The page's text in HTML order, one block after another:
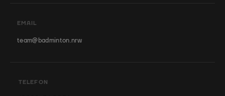
EMAIL
team@badminton.nrw
TELEFON